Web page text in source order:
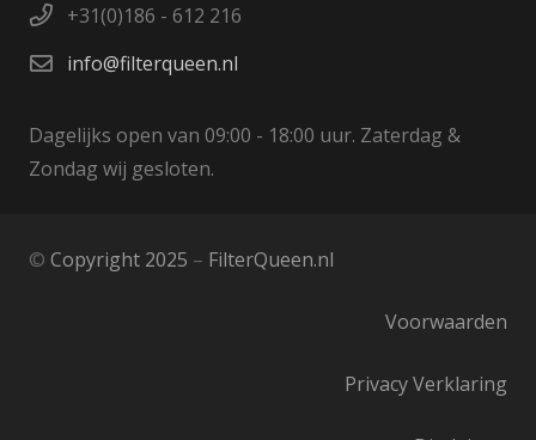
+31(0)186 - 612 216
info@filterqueen.nl
Dagelijks open van 09:00 - 18:00 uur. Zaterdag &
Zondag wij gesloten.
© Copyright 2025 – FilterQueen.nl
Voorwaarden
Privacy Verklaring